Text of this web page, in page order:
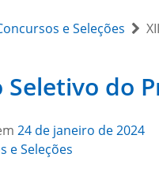
e Seleções
Seletivo do
24 de janeiro de 2024
e Seleções